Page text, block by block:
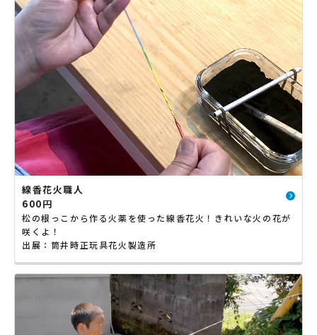
線香花火職人
600円
松の根っこから作る火薬を使った線香花火！きれいな火の花が
咲くよ！
出展：筒井時正玩具花火製造所